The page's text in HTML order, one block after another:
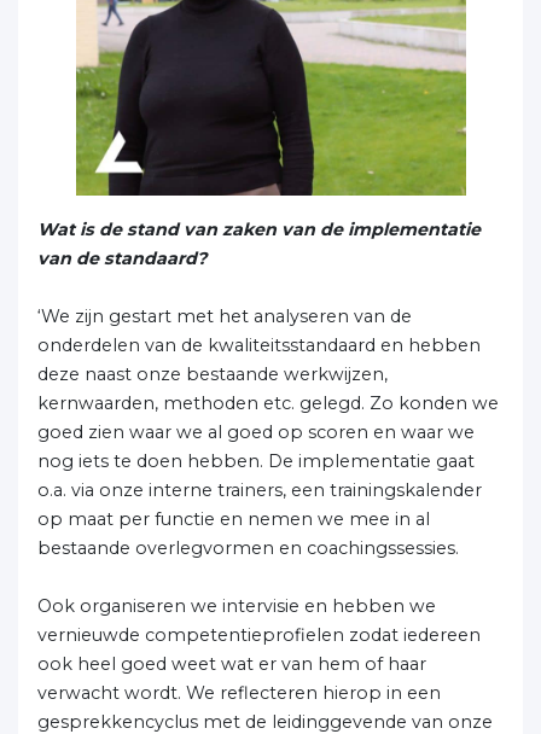
Wat is de stand van zaken van de implementatie
van de standaard?
‘We zijn gestart met het analyseren van de
onderdelen van de kwaliteitsstandaard en hebben
deze naast onze bestaande werkwijzen,
kernwaarden, methoden etc. gelegd. Zo konden we
goed zien waar we al goed op scoren en waar we
nog iets te doen hebben. De implementatie gaat
o.a. via onze interne trainers, een trainingskalender
op maat per functie en nemen we mee in al
bestaande overlegvormen en coachingssessies.
Ook organiseren we intervisie en hebben we
vernieuwde competentieprofielen zodat iedereen
ook heel goed weet wat er van hem of haar
verwacht wordt. We reflecteren hierop in een
gesprekkencyclus met de leidinggevende van onze